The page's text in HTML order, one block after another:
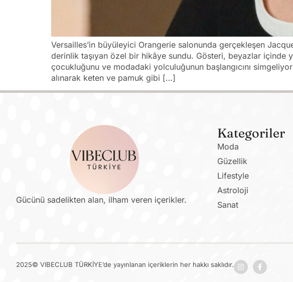
Versailles’in büyüleyici Orangerie salonunda gerçekleşen
derinlik taşıyan özel bir hikâye sundu. Gösteri, beyazlar içinde
çocukluğunu ve modadaki yolculuğunun başlangıcını
alınarak keten ve pamuk gibi […]
Gücünü sadelikten alan, ilham veren içerikler.
Kategoriler
Moda
Güzellik
Lifestyle
Astroloji
Sanat
2025© VIBECLUB TÜRKİYE’de yayınlanan içeriklerin her hakkı saklıdır.